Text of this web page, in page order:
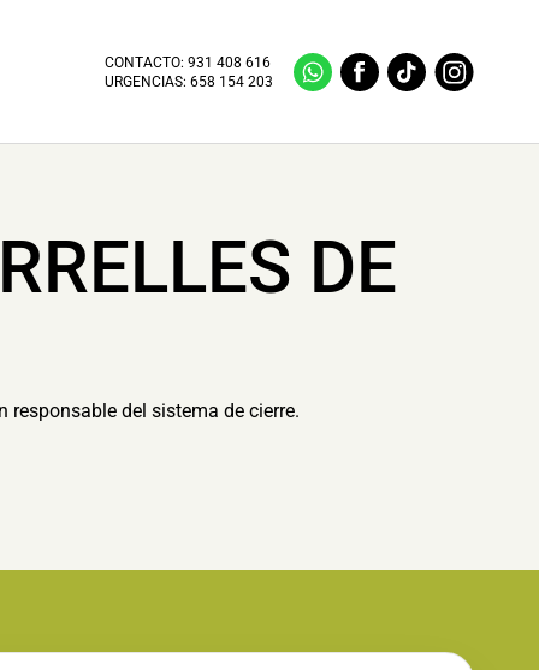
CONTACTO:931 408 616
URGENCIAS:658 154 203
DE
del sistema de cierre.